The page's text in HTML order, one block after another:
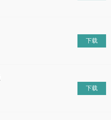
下载
下载